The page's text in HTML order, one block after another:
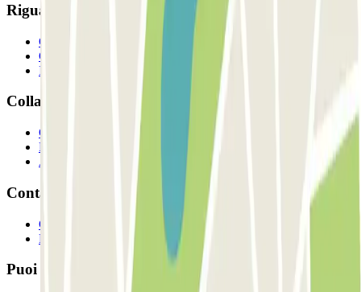
Riguardo a Parclcik
Chi siamo
Come funziona?
I Nostri Parcheggi
Collaboriamo?
Collaboratori
Proprietari di parcheggio
Affiliati
Contatto
Contattaci
FAQ
Puoi utilizzare questi metodi di pagamento: